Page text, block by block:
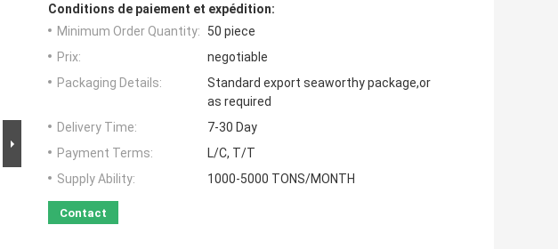
Conditions de paiement et expédition:
Minimum Order Quantity:
50 piece
Prix:
negotiable
Packaging Details:
Standard export seaworthy package,or
as required
Delivery Time:
7-30 Day
Payment Terms:
L/C, T/T
Supply Ability:
1000-5000 TONS/MONTH
Contact